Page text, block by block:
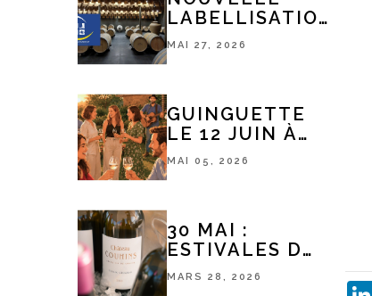
LABELLISATION
TOURISME &
MAI 27, 2026
GUINGUETTE
LE 12 JUIN À
18H
MAI 05, 2026
30 MAI :
ESTIVALES DE
PESSAC-
MARS 28, 2026